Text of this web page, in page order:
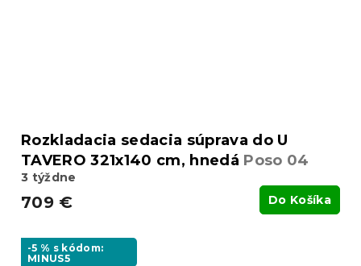
Rozkladacia sedacia súprava do U
TAVERO 321x140 cm, hnedá Poso 04
3 týždne
709 € Do Košíka
-5 % s kódom:
MINUS5